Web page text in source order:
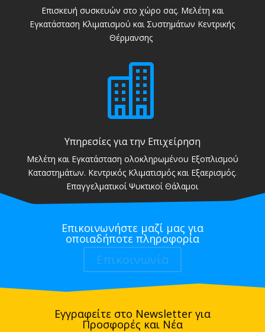
Επισκευή συσκευών στο χώρο σας. Μελέτη και
Εγκατάσταση Κλιματισμού και Συστημάτων Κεντρικής
Θέρμανσης

Υπηρεσίες για την Επιχείρηση
Μελέτη και Εγκατάσταση ολοκληρωμένου Εξοπλισμού
Καταστημάτων. Κεντρικός Κλιματισμός και Εξαερισμός.
Επαγγελματικοί Ψυκτικοί Θάλαμοι
Επικοινωνήστε μαζί μας για
οποιαδήποτε πληροφορία
Επικοινωνία
Εγγραφείτε στο Newsletter για
Προσφορές και Νέα